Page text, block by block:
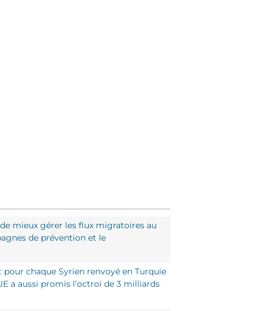
mieux gérer les flux migratoires au
de prévention et le
pour chaque Syrien renvoyé en Turquie
a aussi promis l’octroi de 3 milliards